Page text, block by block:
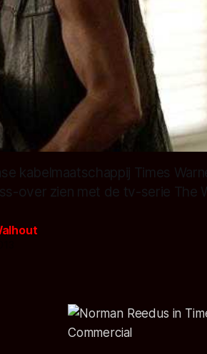
kabelmaatschappij Times
over zien met de tv-serie The